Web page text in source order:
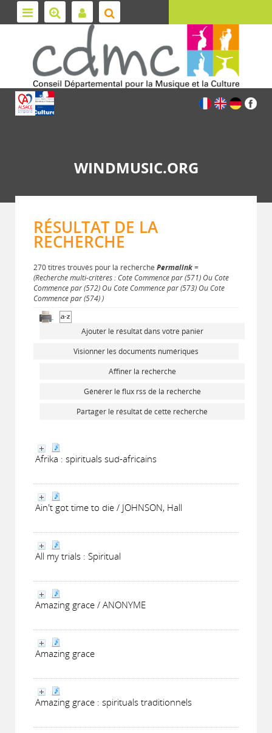
WINDMUSIC.ORG
RÉSULTAT DE LA
RECHERCHE
270 titres trouvés pour la recherche Permalink=
(Recherche multi-critères : Cote Commence par (571) Ou Cote
Commence par (572) Ou Cote Commence par (573) Ou Cote
Commence par (574) )
Ajouter le résultat dans votre panier
Visionner les documents numériques
Affiner la recherche
Générer le flux rss de la recherche
Partager le résultat de cette recherche
Afrika : spirituals sud-africains
Ain't got time to die / JOHNSON, Hall
All my trials : Spiritual
Amazing grace / ANONYME
Amazing grace
Amazing grace : spirituals traditionnels